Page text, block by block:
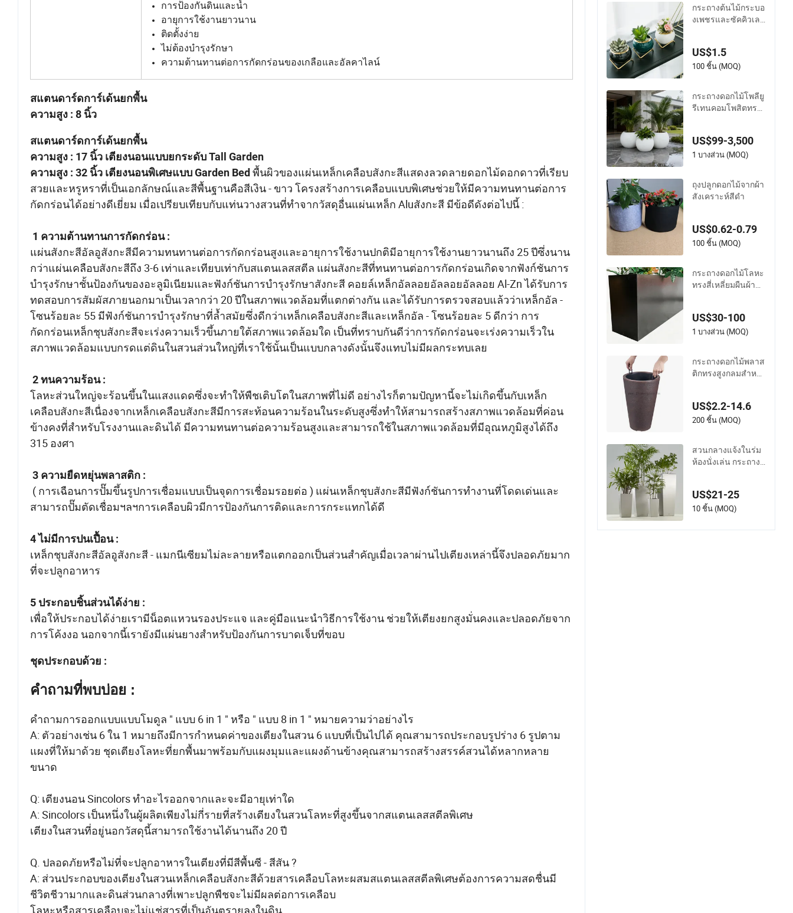
การป้องกันดินและน้ำ
อายุการใช้งานยาวนาน
ติดตั้งง่าย
ไม่ต้องบำรุงรักษา
ความต้านทานต่อการกัดกร่อนของเกลือและอัลคาไลน์
สแตนดาร์ดการ์เด้นยกพื้น
ความสูง : 8 นิ้ว
สแตนดาร์ดการ์เด้นยกพื้น
ความสูง : 17 นิ้ว เตียงนอนแบบยกระดับ Tall Garden
ความสูง : 32 นิ้ว เตียงนอนพิเศษแบบ Garden Bed พื้นผิวของแผ่นเหล็กเคลือบสังกะสีแสดงลวดลายดอกไม้ดอกดาวที่เรียบ
สวยและหรูหราที่เป็นเอกลักษณ์และสีพื้นฐานคือสีเงิน - ขาว โครงสร้างการเคลือบแบบพิเศษช่วยให้มีความทนทานต่อการ
กัดกร่อนได้อย่างดีเยี่ยม เมื่อเปรียบเทียบกับแท่นวางสวนที่ทำจากวัสดุอื่นแผ่นเหล็ก Aluสังกะสี มีข้อดีดังต่อไปนี้ :
1 ความต้านทานการกัดกร่อน :
แผ่นสังกะสีอัลอูสังกะสีมีความทนทานต่อการกัดกร่อนสูงและอายุการใช้งานปกติมีอายุการใช้งานยาวนานถึง 25 ปีซึ่งนาน
กว่าแผ่นเคลือบสังกะสีถึง 3-6 เท่าและเทียบเท่ากับสแตนเลสสตีล แผ่นสังกะสีที่ทนทานต่อการกัดกร่อนเกิดจากฟังก์ชันการ
บำรุงรักษาชั้นป้องกันของอะลูมิเนียมและฟังก์ชันการบำรุงรักษาสังกะสี คอยล์เหล็กอัลลอยอัลลอยอัลลอย Al-Zn ได้รับการ
ทดสอบการสัมผัสภายนอกมาเป็นเวลากว่า 20 ปีในสภาพแวดล้อมที่แตกต่างกัน และได้รับการตรวจสอบแล้วว่าเหล็กอัล -
โซนร้อยละ 55 มีฟังก์ชันการบำรุงรักษาที่ล้ำสมัยซึ่งดีกว่าเหล็กเคลือบสังกะสีและเหล็กอัล - โซนร้อยละ 5 ดีกว่า การ
กัดกร่อนเหล็กชุบสังกะสีจะเร่งความเร็วขึ้นภายใต้สภาพแวดล้อมใด เป็นที่ทราบกันดีว่าการกัดกร่อนจะเร่งความเร็วใน
สภาพแวดล้อมแบบกรดแต่ดินในสวนส่วนใหญ่ที่เราใช้นั้นเป็นแบบกลางดังนั้นจึงแทบไม่มีผลกระทบเลย
2 ทนความร้อน :
โลหะส่วนใหญ่จะร้อนขึ้นในแสงแดดซึ่งจะทำให้พืชเติบโตในสภาพที่ไม่ดี อย่างไรก็ตามปัญหานี้จะไม่เกิดขึ้นกับเหล็ก
เคลือบสังกะสีเนื่องจากเหล็กเคลือบสังกะสีมีการสะท้อนความร้อนในระดับสูงซึ่งทำให้สามารถสร้างสภาพแวดล้อมที่ค่อน
ข้างคงที่สำหรับโรงงานและดินได้ มีความทนทานต่อความร้อนสูงและสามารถใช้ในสภาพแวดล้อมที่มีอุณหภูมิสูงได้ถึง
315 องศา
3 ความยืดหยุ่นพลาสติก :
( การเฉือนการปั๊มขึ้นรูปการเชื่อมแบบเป็นจุดการเชื่อมรอยต่อ ) แผ่นเหล็กชุบสังกะสีมีฟังก์ชันการทำงานที่โดดเด่นและ
สามารถปั๊มตัดเชื่อมฯลฯการเคลือบผิวมีการป้องกันการติดและการกระแทกได้ดี
4 ไม่มีการปนเปื้อน :
เหล็กชุบสังกะสีอัลอูสังกะสี - แมกนีเซียมไม่ละลายหรือแตกออกเป็นส่วนสำคัญเมื่อเวลาผ่านไปเตียงเหล่านี้จึงปลอดภัยมาก
ที่จะปลูกอาหาร
5 ประกอบชิ้นส่วนได้ง่าย :
เพื่อให้ประกอบได้ง่ายเรามีน็อตแหวนรองประแจ และคู่มือแนะนำวิธีการใช้งาน ช่วยให้เตียงยกสูงมั่นคงและปลอดภัยจาก
การโค้งงอ นอกจากนี้เรายังมีแผ่นยางสำหรับป้องกันการบาดเจ็บที่ขอบ
ชุดประกอบด้วย :
คำถามที่พบบ่อย :
คำถามการออกแบบแบบโมดูล " แบบ 6 in 1 " หรือ " แบบ 8 in 1 " หมายความว่าอย่างไร
A: ตัวอย่างเช่น 6 ใน 1 หมายถึงมีการกำหนดค่าของเตียงในสวน 6 แบบที่เป็นไปได้ คุณสามารถประกอบรูปร่าง 6 รูปตาม
แผงที่ให้มาด้วย ชุดเตียงโลหะที่ยกพื้นมาพร้อมกับแผงมุมและแผงด้านข้างคุณสามารถสร้างสรรค์สวนได้หลากหลาย
ขนาด
Q: เตียงนอน Sincolors ทำอะไรออกจากและจะมีอายุเท่าใด
A: Sincolors เป็นหนึ่งในผู้ผลิตเพียงไม่กี่รายที่สร้างเตียงในสวนโลหะที่สูงขึ้นจากสแตนเลสสตีลพิเศษ
เตียงในสวนที่อยู่นอกวัสดุนี้สามารถใช้งานได้นานถึง 20 ปี
Q. ปลอดภัยหรือไม่ที่จะปลูกอาหารในเตียงที่มีสีพื้นซี - สีสัน ?
A: ส่วนประกอบของเตียงในสวนเหล็กเคลือบสังกะสีด้วยสารเคลือบโลหะผสมสแตนเลสสตีลพิเศษต้องการความสดชื่นมี
ชีวิตชีวามากและดินส่วนกลางที่เพาะปลูกพืชจะไม่มีผลต่อการเคลือบ
กระถางต้นไม้กระบอ
งเพชรและซัคคิวเลน
US$1.5
100 ชิ้น (MOQ)
กระถางดอกไม้โพลียู
รีเทนคอมโพสิตทรงก
ล็อบบี้โรงแรม
US$99-3,500
1 บางส่วน (MOQ)
ถุงปลูกดอกไม้จากผ้า
สังเคราะห์สีดำ
US$0.62-0.79
100 ชิ้น (MOQ)
กระถางดอกไม้โลหะ
ทรงสี่เหลี่ยมผืนผ้าสำ
US$30-100
1 บางส่วน (MOQ)
กระถางดอกไม้พลาส
ติกทรงสูงกลมสำหรั
US$2.2-14.6
200 ชิ้น (MOQ)
สวนกลางแจ้งในร่ม
ห้องนั่งเล่น กระถางด
า ขายส่งกระถางต้น
ไม้ กระถางสมัยใหม่
US$21-25
10 ชิ้น (MOQ)